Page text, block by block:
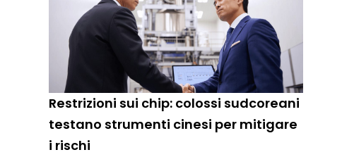
Restrizioni sui chip: colossi sudcoreani
testano strumenti cinesi per mitigare
i rischi